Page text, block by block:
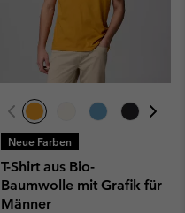
Neue Farben
T-Shirt aus Bio-
Baumwolle mit Grafik für
Männer